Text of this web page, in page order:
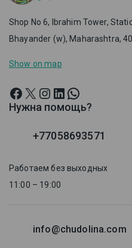
Shop No 6, Ibrahim Tower,
Bhayander (w), Maharashtra,
Show on map
Нужна помощь?
+77058693571
Работаем без выходных
11:00 – 19:00
info@chudolina.com